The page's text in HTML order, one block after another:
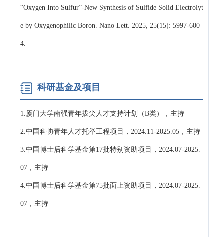
“Oxygen Into Sulfur”-New Synthesis of Sulfide Solid Electrolyt
e by Oxygenophilic Boron. Nano Lett. 2025, 25(15): 5997-600
4.
科研基金及项目
1.厦门大学南强青年拔尖人才支持计划（B类），主持
2.中国科协青年人才托举工程项目，2024.11-2025.05，主持
3.中国博士后科学基金第17批特别资助项目，2024.07-2025.
07，主持
4.中国博士后科学基金第75批面上资助项目，2024.07-2025.
07，主持